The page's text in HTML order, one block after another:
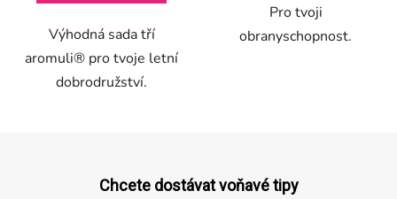
Výhodná sada tří
aromuli® pro tvoje letní
dobrodružství.
hvězdiček.
Pro tvoji
obranyschopnost.
Chcete dostávat voňavé tipy